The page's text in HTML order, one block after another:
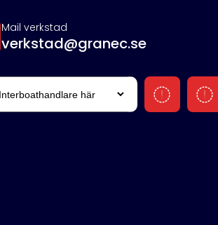
Mail verkstad
verkstad@granec.se